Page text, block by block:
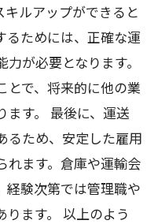
キルアップができると
るためには、正確な運
が必要となります。
とで、将来的に他の業
ます。 最後に、運送
るため、安定した雇用
れます。倉庫や運輸会
経験次第では管理職や
ます。 以上のよう